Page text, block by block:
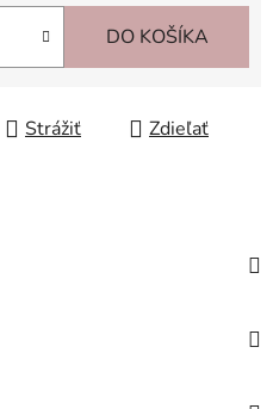
DO KOŠÍKA
Strážiť Zdieľať